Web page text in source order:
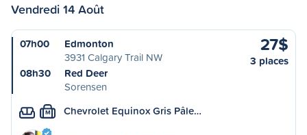
Vendredi 14 Août
07h00
Edmonton
3931 Calgary Trail NW
08h30
Red Deer
Sorensen
27$
3 places
M Chevrolet Equinox Gris Pâle…